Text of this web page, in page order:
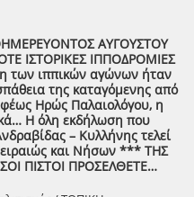
με το σπαθί στο χέρι
ΚΑΙ ΠΡΟΣΚΛΗΣΗ ΓΙΑ ΤΟ
για να ανοίξει το
σάς προσκαλεί στην
χωριό μας, το ΔΟΥΚΑ, σε
Ολυμπίας, στις 13 Αυγούστου,
πλατεία του χωριού με θέμα:
Δράσεις Διαφύλαξης και
Διομήδης Τόλιος, Διεύθυνση
ΥΠΠΟ-Σύλλογος Διβριωτών
– Νίκος
ΑΥΓΟΥΣΤΟΥ
ΙΣΤΟΡΙΚΕΣ ΙΠΠΟΔΡΟΜΙΕΣ
ιππικών αγώνων ήταν
της καταγόμενης από
Ηρώς Παλαιολόγου, η
Η όλη εκδήλωση που
– Κυλλήνης τελεί
και Νήσων *** ΤΗΣ
ΠΙΣΤΟΙ ΠΡΟΣΕΛΘΕΤΕ…